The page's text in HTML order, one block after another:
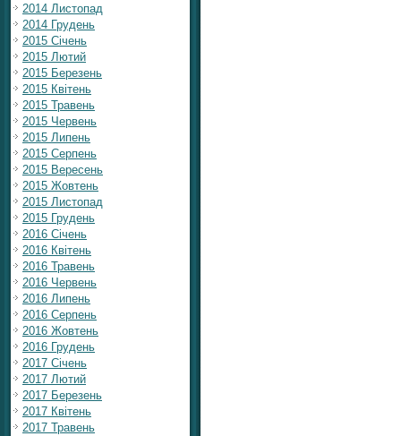
2014 Листопад
2014 Грудень
2015 Січень
2015 Лютий
2015 Березень
2015 Квітень
2015 Травень
2015 Червень
2015 Липень
2015 Серпень
2015 Вересень
2015 Жовтень
2015 Листопад
2015 Грудень
2016 Січень
2016 Квітень
2016 Травень
2016 Червень
2016 Липень
2016 Серпень
2016 Жовтень
2016 Грудень
2017 Січень
2017 Лютий
2017 Березень
2017 Квітень
2017 Травень